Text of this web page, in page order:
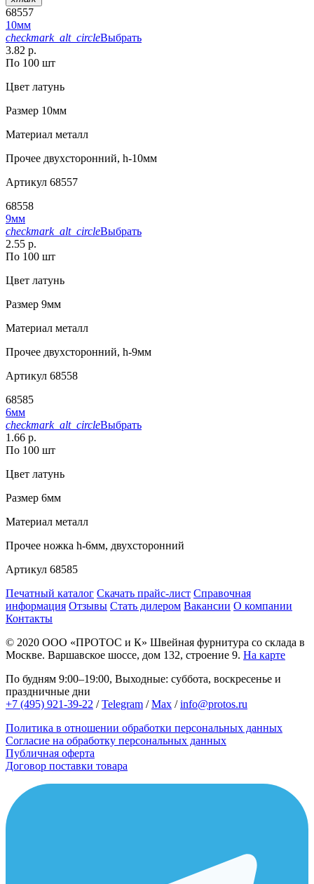
68557
10мм
checkmark_alt_circleВыбрать
3.82 р.
По 100 шт
Цвет латунь
Размер 10мм
Материал металл
Прочее двухсторонний, h-10мм
Артикул 68557
68558
9мм
checkmark_alt_circleВыбрать
2.55 р.
По 100 шт
Цвет латунь
Размер 9мм
Материал металл
Прочее двухсторонний, h-9мм
Артикул 68558
68585
6мм
checkmark_alt_circleВыбрать
1.66 р.
По 100 шт
Цвет латунь
Размер 6мм
Материал металл
Прочее ножка h-6мм, двухсторонний
Артикул 68585
Печатный каталог Скачать прайс-лист Справочная
информация Отзывы Стать дилером Вакансии О компании
Контакты
© 2020 ООО «ПРОТОС и К» Швейная фурнитура со склада в
Москве. Варшавское шоссе, дом 132, строение 9. На карте
По будням 9:00–19:00, Выходные: суббота, воскресенье и
праздничные дни
+7 (495) 921-39-22 /Telegram /Max /info@protos.ru
Политика в отношении обработки персональных данных
Согласие на обработку персональных данных
Публичная оферта
Договор поставки товара